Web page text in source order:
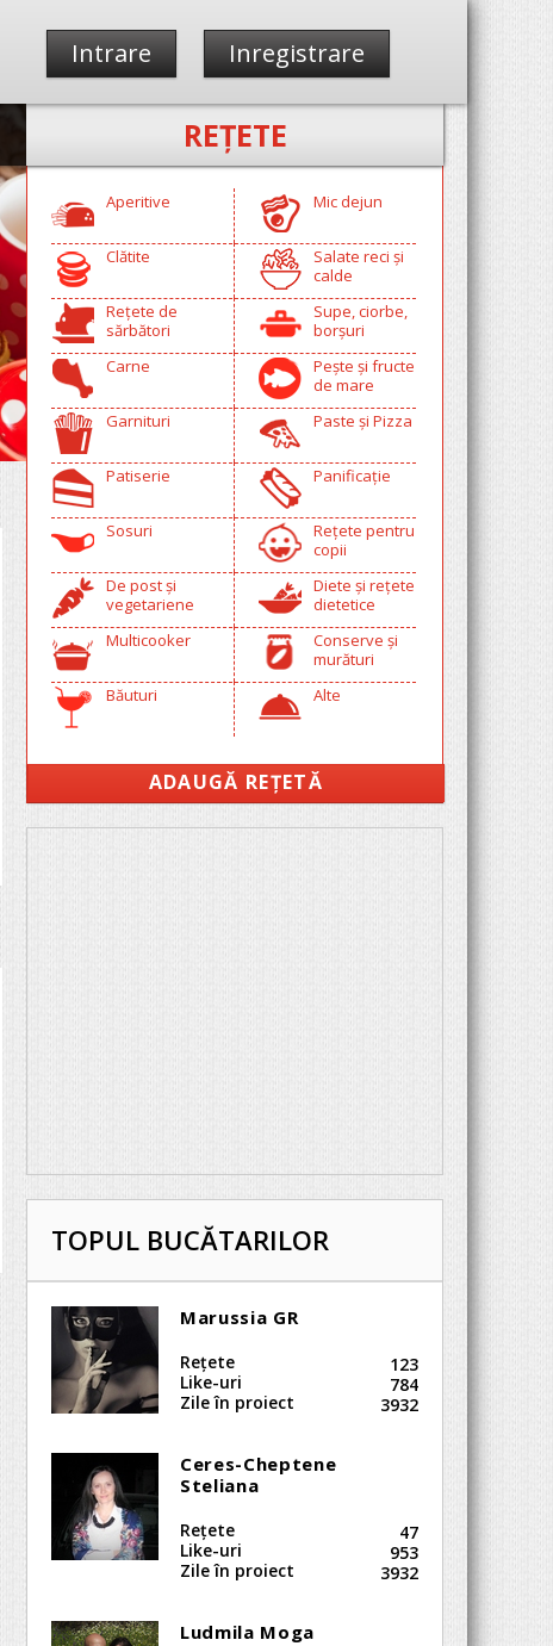
Intrare Inregistrare
REŢETE
Aperitive Mic dejun
Clătite
Salate reci și
calde
Rețete de
sărbători
Supe, ciorbe,
borșuri
Carne
Pește și fructe
de mare
Garnituri
Paste și Pizza
Patiserie Panificație
Sosuri
Rețete pentru
copii
De post și
vegetariene
Diete și rețete
dietetice
Multicooker
Conserve și
murături
Băuturi
Alte
ADAUGĂ REȚETĂ
TOPUL BUCĂTARILOR
Marussia GR
Reţete 123
Like-uri 784
Zile în proiect 3932
Ceres-Cheptene
Steliana
Reţete 47
Like-uri 953
Zile în proiect 3932
Ludmila Moga